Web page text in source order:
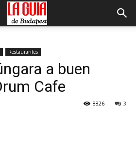
Restaurantes
a buen
Cafe
3
8826